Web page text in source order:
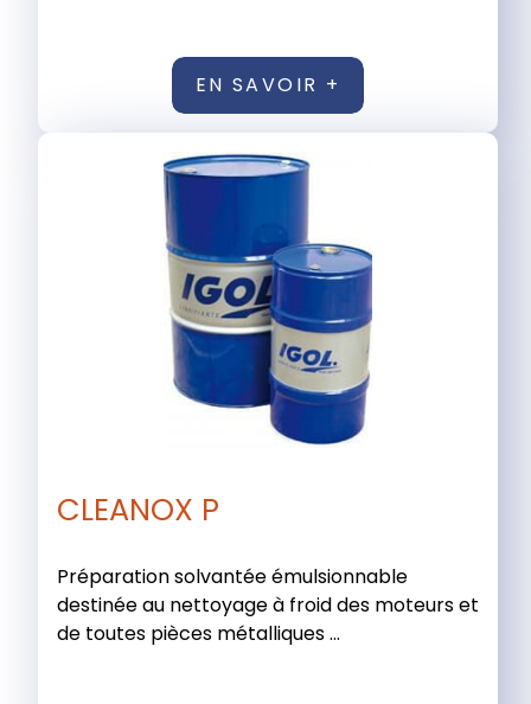
EN SAVOIR +
CLEANOX P
Préparation solvantée émulsionnable
destinée au nettoyage à froid des moteurs et
de toutes pièces métalliques ...